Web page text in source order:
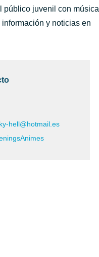
público juvenil con música
y noticias en
hell@hotmail.es